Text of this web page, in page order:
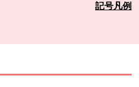
記号凡例